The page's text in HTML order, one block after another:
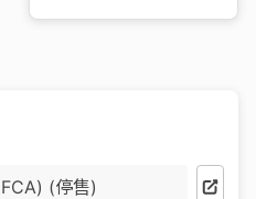
(停售)